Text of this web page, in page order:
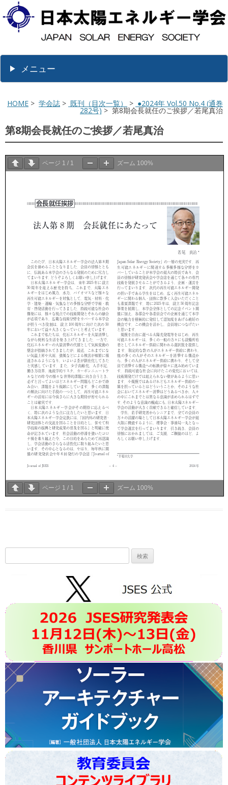
メニュー
HOME > 学会誌 > 既刊（目次一覧） > ●2024年 Vol.50 No.4 (通巻
282号) > 第8期会長就任のご挨拶／若尾真治
第8期会長就任のご挨拶／若尾真治
ページ 1 / 1 ズーム 100%
ページ 1 / 1 ズーム 100%
索: